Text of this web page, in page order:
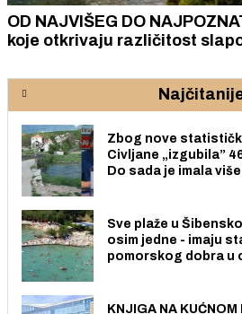
OD NAJVIŠEG DO
koje otkrivaju različitost
Zbog nove
Civljane „izgubila”
Do sada je imala
Sve plaže u
osim jedne - imaju
pomorskog dobra u
KNJIGA NA